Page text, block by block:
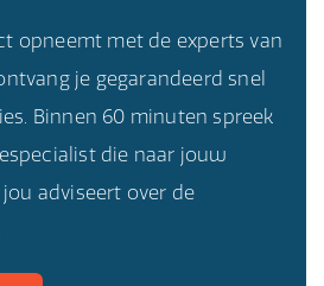
opneemt met de experts van
je gegarandeerd snel
Binnen 60 minuten spreek
die naar jouw
adviseert over de